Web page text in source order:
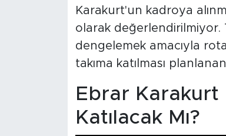
Karakurt'un kadroya
olarak
dengelemek amacıyla
takıma katılması
Ebrar Karakurt
Katılacak Mı?